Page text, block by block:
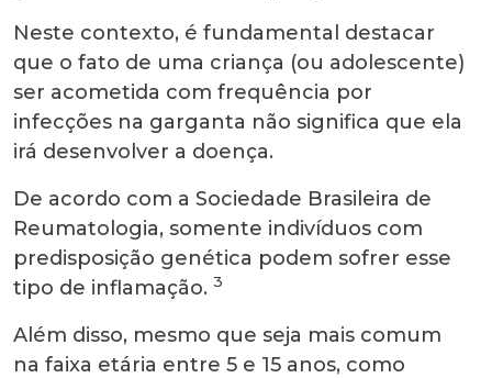
Neste contexto, é fundamental destacar
que o fato de uma criança (ou adolescente)
ser acometida com frequência por
infecções na garganta não significa que ela
irá desenvolver a doença.
De acordo com a Sociedade Brasileira de
Reumatologia, somente indivíduos com
predisposição genética podem sofrer esse
tipo de inflamação. 3
Além disso, mesmo que seja mais comum
na faixa etária entre 5 e 15 anos, como